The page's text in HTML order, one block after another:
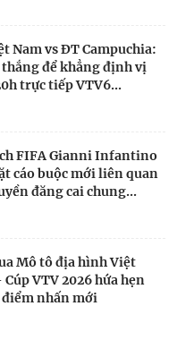
Nam vs ĐT Campuchia:
thắng để khẳng định vị
trực tiếp VTV6...
FIFA Gianni Infantino
cáo buộc mới liên quan
đăng cai chung...
Mô tô địa hình Việt
VTV 2026 hứa hẹn
nhấn mới